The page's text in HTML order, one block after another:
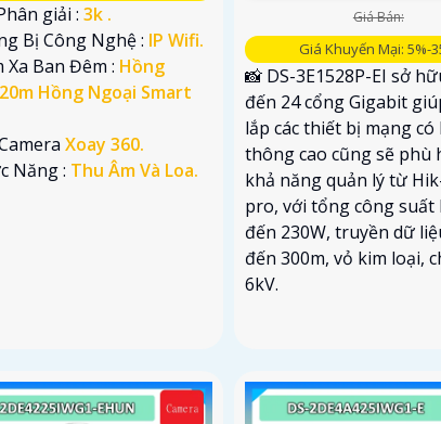
giải : 3k .
Bị Công Nghệ : IP Wifi.
Xa Ban Đêm : Hồng
Hồng Ngoại Smart
Xoay 360.
Năng : Thu Âm Và Loa.
Giá Bán:
Giá Khuyến Mại: 5%-
📸 DS-3E1528P-EI sở
đến 24 cổng Gigabit
lắp các thiết bị mạng có
thông cao cũng sẽ phù
khả năng quản lý từ
pro, với tổng công suất
đến 230W, truyền dữ
đến 300m, vỏ kim loại,
6kV.